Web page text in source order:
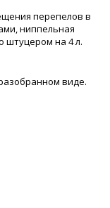
перепелов в
ниппельная
штуцером на 4 л.
виде.